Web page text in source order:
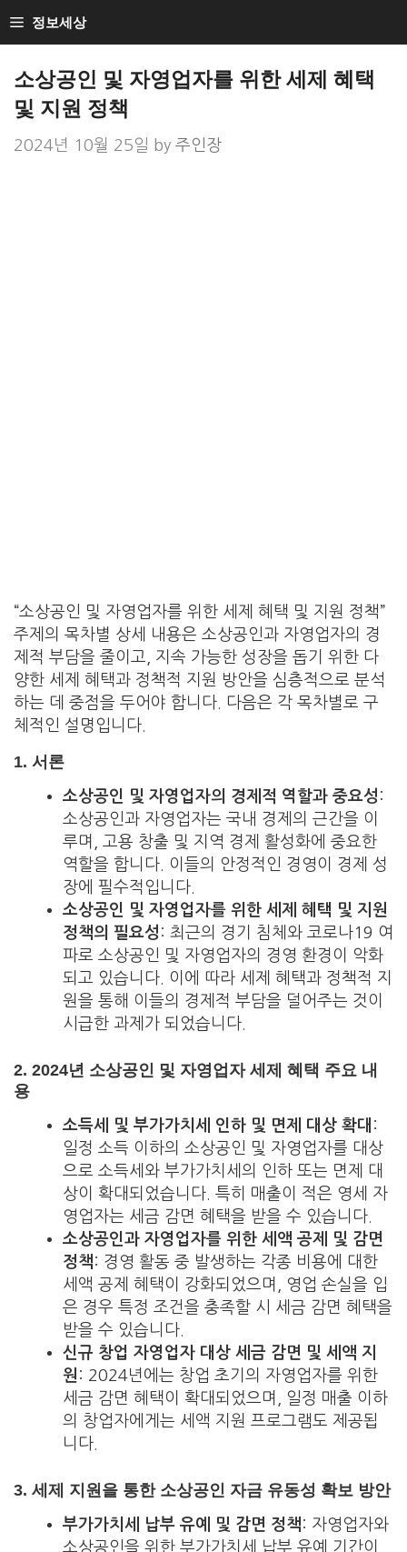
to
정보세상
소상공인 및 자영업자를 위한 세제 혜택
및 지원 정책
2024년 10월 25일 by 주인장
“소상공인 및 자영업자를 위한 세제 혜택 및 지원 정책”
주제의 목차별 상세 내용은 소상공인과 자영업자의 경
제적 부담을 줄이고, 지속 가능한 성장을 돕기 위한 다
양한 세제 혜택과 정책적 지원 방안을 심층적으로 분석
하는 데 중점을 두어야 합니다. 다음은 각 목차별로 구
체적인 설명입니다.
1. 서론
소상공인 및 자영업자의 경제적 역할과 중요성 :
소상공인과 자영업자는 국내 경제의 근간을 이
루며, 고용 창출 및 지역 경제 활성화에 중요한
역할을 합니다. 이들의 안정적인 경영이 경제 성
장에 필수적입니다.
소상공인 및 자영업자를 위한 세제 혜택 및 지원
정책의 필요성 : 최근의 경기 침체와 코로나19 여
파로 소상공인 및 자영업자의 경영 환경이 악화
되고 있습니다. 이에 따라 세제 혜택과 정책적 지
원을 통해 이들의 경제적 부담을 덜어주는 것이
시급한 과제가 되었습니다.
2. 2024년 소상공인 및 자영업자 세제 혜택 주요 내
용
소득세 및 부가가치세 인하 및 면제 대상 확대 :
일정 소득 이하의 소상공인 및 자영업자를 대상
으로 소득세와 부가가치세의 인하 또는 면제 대
상이 확대되었습니다. 특히 매출이 적은 영세 자
영업자는 세금 감면 혜택을 받을 수 있습니다.
소상공인과 자영업자를 위한 세액 공제 및 감면
정책: 경영 활동 중 발생하는 각종 비용에 대한
세액 공제 혜택이 강화되었으며, 영업 손실을 입
은 경우 특정 조건을 충족할 시 세금 감면 혜택을
받을 수 있습니다.
신규 창업 자영업자 대상 세금 감면 및 세액 지
원 : 2024년에는 창업 초기의 자영업자를 위한
세금 감면 혜택이 확대되었으며, 일정 매출 이하
의 창업자에게는 세액 지원 프로그램도 제공됩
니다.
3. 세제 지원을 통한 소상공인 자금 유동성 확보 방안
부가가치세 납부 유예 및 감면 정책: 자영업자와
소상공인을 위한 부가가치세 납부 유예 기간이